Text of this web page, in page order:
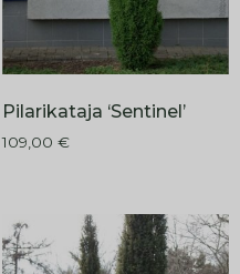
Pilarikataja ‘Sentinel’
109,00 €